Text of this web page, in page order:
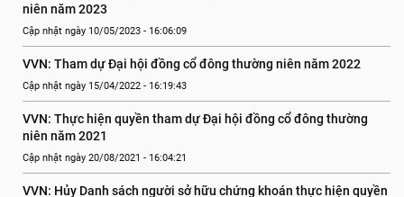
niên năm 2023
Cập nhật ngày 10/05/2023 - 16:06:09
VVN: Tham dự Đại hội đồng cổ đông thường niên năm 2022
Cập nhật ngày 15/04/2022 - 16:19:43
VVN: Thực hiện quyền tham dự Đại hội đồng cổ đông thường
niên năm 2021
Cập nhật ngày 20/08/2021 - 16:04:21
VVN: Hủy Danh sách người sở hữu chứng khoán thực hiện quyền